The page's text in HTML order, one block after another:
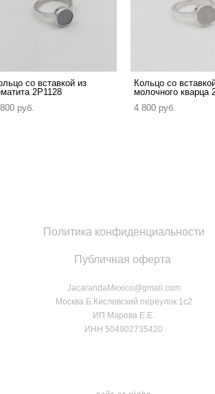
со вставкой из
2P1128
pуб.
Кольцо со
молочного кварца
4 800 pуб.
Политика конфиденциальности
Публичная оферта
JacarandaMexico@gmail.com
Москва Б.Кисловский переулок 1с2
ИП Марова Е.Е.
ИНН 504902735420